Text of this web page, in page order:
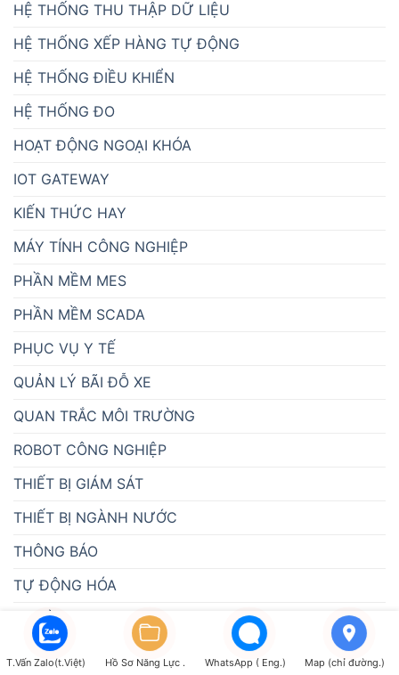
HỆ THỐNG THU THẬP DỮ LIỆU
HỆ THỐNG XẾP HÀNG TỰ ĐỘNG
HỆ THỐNG ĐIỀU KHIỂN
HỆ THỐNG ĐO
HOẠT ĐỘNG NGOẠI KHÓA
IOT GATEWAY
KIẾN THỨC HAY
MÁY TÍNH CÔNG NGHIỆP
PHẦN MỀM MES
PHẦN MỀM SCADA
PHỤC VỤ Y TẾ
QUẢN LÝ BÃI ĐỖ XE
QUAN TRẮC MÔI TRƯỜNG
ROBOT CÔNG NGHIỆP
THIẾT BỊ GIÁM SÁT
THIẾT BỊ NGÀNH NƯỚC
THÔNG BÁO
TỰ ĐỘNG HÓA
TUYỂN DỤNG
ĐÈN BÁO CÔNG NGHIỆP ATPro
T.Vấn Zalo(t.Việt) Hồ Sơ Năng Lực . WhatsApp ( Eng.) Map (chỉ đường.)